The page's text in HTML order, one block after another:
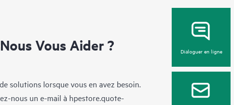
Vous Aider ?
solutions lorsque vous en avez besoin.
nous un e-mail à hpestore.quote-
Dialoguer en ligne